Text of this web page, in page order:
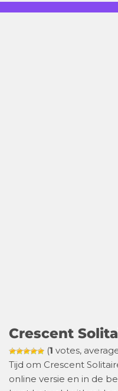
Crescent
(1 votes,
Tijd om Crescent
online versie en in de